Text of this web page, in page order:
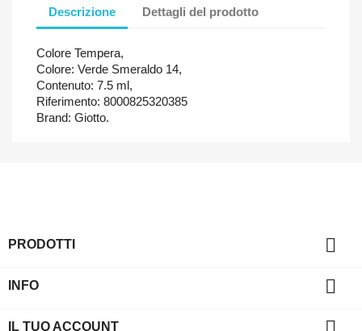
Descrizione Dettagli del prodotto
Colore Tempera,
Colore: Verde Smeraldo 14,
Contenuto: 7.5 ml,
Riferimento: 8000825320385
Brand: Giotto.
PRODOTTI 
INFO 
IL TUO ACCOUNT